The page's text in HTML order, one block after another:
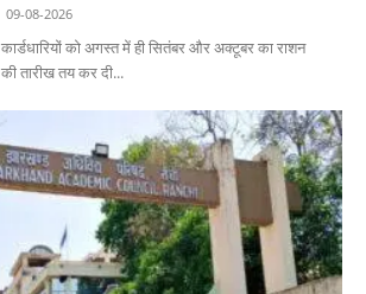
09-08-2026
को अगस्त में ही सितंबर और अक्टूबर का राशन
तारीख तय कर दी...